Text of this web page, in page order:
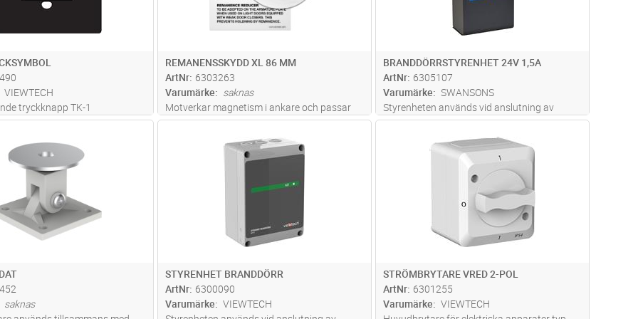
VIEWTECH
tryckknapp TK-1
REMANENSSKYDD XL 86 MM
ArtNr 6303263
Varumärke
saknas
Motverkar magnetism i ankare och passar
större magneter. Diameter 86 mm.
BRANDDÖRRSTYRENHET 24V 1,5A
ArtNr 6305107
Varumärke
SWANSONS
Styrenheten används vid anslutning av
magnetuppställda dörrar eller luckor styrda
från en brandlarmcentral. Har fyra stycken
paralella utgångar varav en med fördröjd
funktion för att hantera dubbeldö
saknas
STYRENHET BRANDDÖRR
ArtNr 6300090
Varumärke
VIEWTECH
Lägg i kundvagn
STRÖMBRYTARE VRED 2-POL
ArtNr 6301255
Varumärke
VIEWTECH